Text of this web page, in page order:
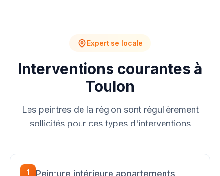
Expertise locale
Interventions courantes à
Toulon
Les peintres de la région sont régulièrement
sollicités pour ces types d'interventions
1 Peinture intérieure appartements